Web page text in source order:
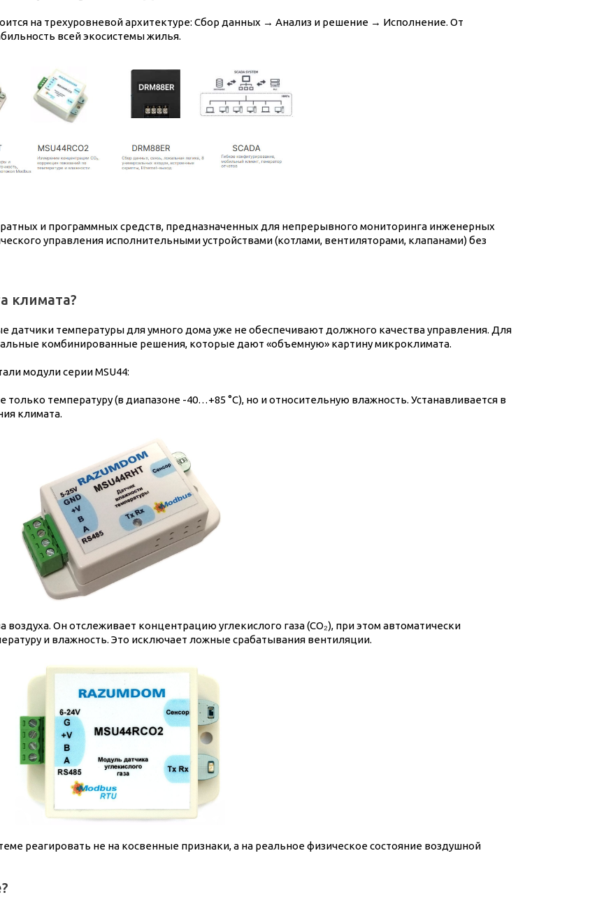
на трехуровневой архитектуре: Сбор данных → Анализ и решение → Исполнение. От
всей экосистемы жилья.
и программных средств, предназначенных для непрерывного мониторинга инженерных
управления исполнительными устройствами (котлами, вентиляторами, клапанами) без
климата?
температуры для умного дома уже не обеспечивают должного качества управления. Для
комбинированные решения, которые дают «объемную» картину микроклимата.
модули серии MSU44:
температуру (в диапазоне -40…+85 °C), но и относительную влажность. Устанавливается в
климата.
Он отслеживает концентрацию углекислого газа (CO₂), при этом автоматически
и влажность. Это исключает ложные срабатывания вентиляции.
реагировать не на косвенные признаки, а на реальное физическое состояние воздушной